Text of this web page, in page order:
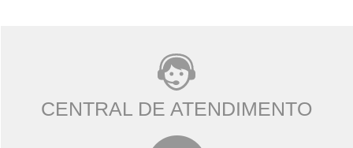
CENTRAL DE ATENDIMENTO